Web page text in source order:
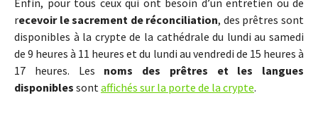
Enfin, pour tous ceux qui ont besoin d’un entretien ou de
recevoir le sacrement de réconciliation, des prêtres sont
disponibles à la crypte de la cathédrale du lundi au samedi
de 9 heures à 11 heures et du lundi au vendredi de 15 heures à
17 heures. Les noms des prêtres et les langues
disponibles sontaffichés sur la porte de la crypte.